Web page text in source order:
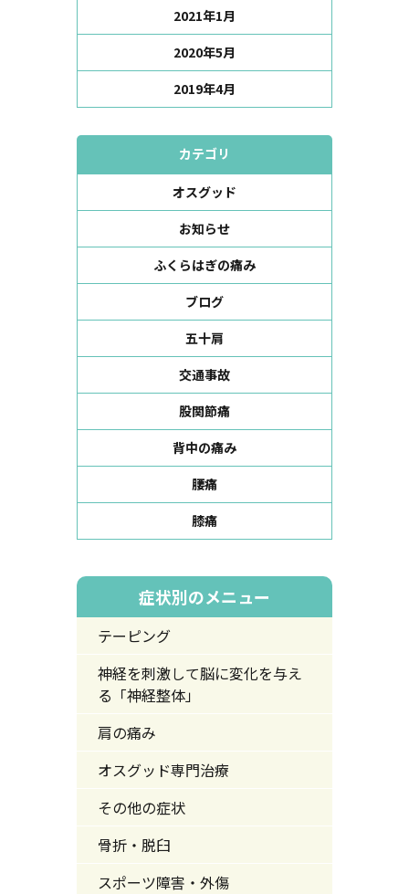
2021年1月
2020年5月
2019年4月
カテゴリ
オスグッド
お知らせ
ふくらはぎの痛み
ブログ
五十肩
交通事故
股関節痛
背中の痛み
腰痛
膝痛
症状別のメニュー
テーピング
神経を刺激して脳に変化を与え
る「神経整体」
肩の痛み
オスグッド専門治療
その他の症状
骨折・脱臼
スポーツ障害・外傷